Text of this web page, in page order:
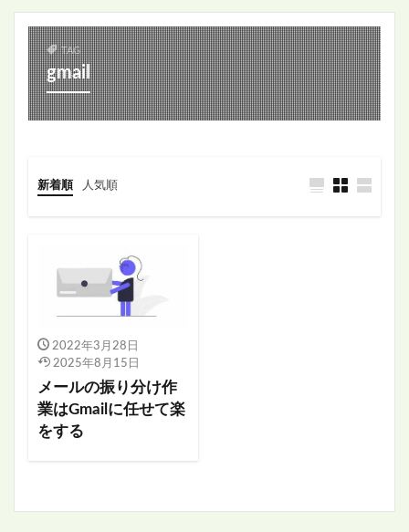
TAG
gmail
新着順 人気順
2022年3月28日
2025年8月15日
メールの振り分け作
業はGmailに任せて楽
をする